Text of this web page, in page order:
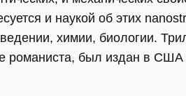
и наукой об этих
химии, биологии.
романиста, был издан в США